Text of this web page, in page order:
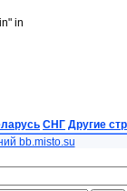
in
СНГ Другие
bb.misto.su